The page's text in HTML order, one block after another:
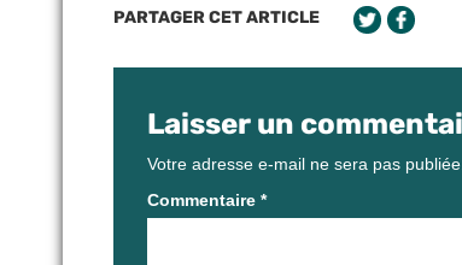
PARTAGER CET ARTICLE
Laisser un
Votre adresse e-mail ne sera pas publiée.
Commentaire *